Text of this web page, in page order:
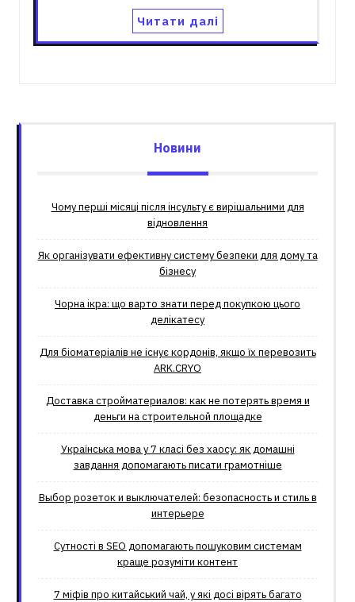
Читати далі
Новини
Чому перші місяці після інсульту є вирішальними для
відновлення
Як організувати ефективну систему безпеки для дому та
бізнесу
Чорна ікра: що варто знати перед покупкою цього
делікатесу
Для біоматеріалів не існує кордонів, якщо їх перевозить
ARK.CRYO
Доставка стройматериалов: как не потерять время и
деньги на строительной площадке
Українська мова у 7 класі без хаосу: як домашні
завдання допомагають писати грамотніше
Выбор розеток и выключателей: безопасность и стиль в
интерьере
Сутності в SEO допомагають пошуковим системам
краще розуміти контент
7 міфів про китайський чай, у які досі вірять багато